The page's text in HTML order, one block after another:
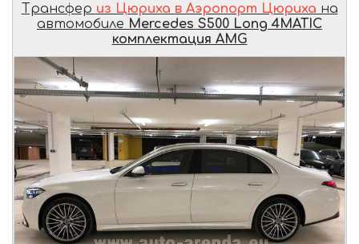
Трансфер из Цюриха в Аэропорт Цюриха на
автомобиле Mercedes S500 Long 4MATIC
комплектация AMG